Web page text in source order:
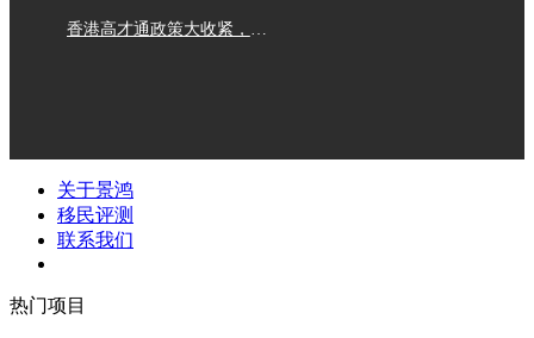
关于景鸿
移民评测
联系我们
热门项目